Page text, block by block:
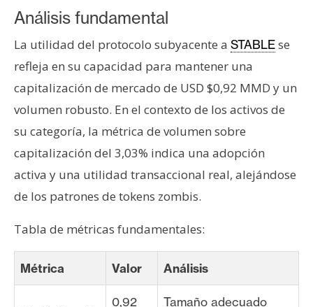
Análisis fundamental
La utilidad del protocolo subyacente a STABLEse
refleja en su capacidad para mantener una
capitalización de mercado de USD $0,92 MMD y un
volumen robusto. En el contexto de los activos de
su categoría, la métrica de volumen sobre
capitalización del 3,03% indica una adopción
activa y una utilidad transaccional real, alejándose
de los patrones de tokens zombis.
Tabla de métricas fundamentales:
Métrica Valor Análisis
0,92
Tamaño adecuado